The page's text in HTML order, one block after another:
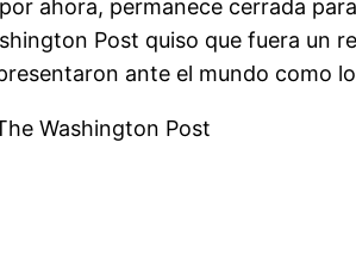
ahora, permanece cerrada
Post quiso que fuera
ante el mundo como
Washington Post